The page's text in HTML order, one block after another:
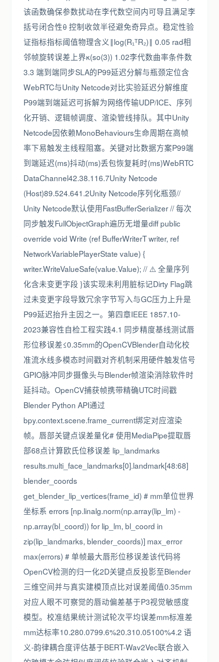
该函数确保参数扰动在李代数空间内可导且满足李
括号闭合性θ 控制收敛半径避免奇异点。稳定性验
证指标指标阈值物理含义‖log(R₁ᵀR₂)‖ 0.05 rad相
邻帧旋转误差上界κ(so(3)) 1.02李代数曲率条件数
3.3 端到端同步SLA的P99延迟分解与瓶颈定位含
WebRTC与Unity Netcode对比实验延迟分解维度
P99端到端延迟可拆解为网络传输UDP/ICE、序列
化开销、逻辑帧调度、渲染管线排队。其中Unity
Netcode因依赖MonoBehaviours生命周期在高帧
率下易触发主线程阻塞。关键对比数据方案P99端
到端延迟(ms)抖动(ms)丢包恢复耗时(ms)WebRTC
DataChannel42.38.116.7Unity Netcode
(Host)89.524.641.2Unity Netcode序列化瓶颈//
Unity Netcode默认使用FastBufferSerializer // 每次
同步触发FullObjectGraph遍历无增量diff public
override void Write (ref BufferWriterT writer, ref
NetworkVariablePlayerState value) {
writer.WriteValueSafe(value.Value); // ⚠️ 全量序列
化含未变更字段 }该实现未利用脏标记Dirty Flag跳
过未变更字段导致冗余字节写入与GC压力上升是
P99延迟抬升主因之一。第四章IEEE 1857.10-
2023兼容性自检工程实践4.1 同步精度基线测试唇
形位移误差≤0.35mm的OpenCVBlender自动化校
准流水线多模态时间戳对齐机制采用硬件触发信号
GPIO脉冲同步摄像头与Blender帧渲染消除软件时
延抖动。OpenCV捕获帧携带精确UTC时间戳
Blender Python API通过
bpy.context.scene.frame_current绑定对应渲染
帧。唇部关键点误差量化# 使用MediaPipe提取唇
部68点计算欧氏位移误差 lip_landmarks
results.multi_face_landmarks[0].landmark[48:68]
blender_coords
get_blender_lip_vertices(frame_id) # mm单位世界
坐标系 errors [np.linalg.norm(np.array(lip_lm) -
np.array(bl_coord)) for lip_lm, bl_coord in
zip(lip_landmarks, blender_coords)] max_error
max(errors) # 单帧最大唇形位移误差该代码将
OpenCV检测的归一化2D关键点反投影至Blender
三维空间并与真实建模顶点比对误差阈值0.35mm
对应人眼不可察觉的唇动偏差基于P3视觉敏感度
模型。校准结果统计测试轮次平均误差mm标准差
mm达标率10.280.0799.6%20.310.05100%4.2 语
义-韵律耦合度评估基于BERT-Wav2Vec联合嵌入